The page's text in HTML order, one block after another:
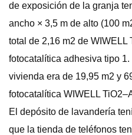
de exposición de la granja
ancho × 3,5 m de alto (100
total de 2,16 m2 de WIWELL
fotocatalítica adhesiva tipo
vivienda era de 19,95 m2 y
fotocatalítica WIWELL
El depósito de lavandería
que la tienda de teléfonos